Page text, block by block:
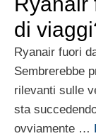
di
Ryanair fuori
Sembrerebbe
rilevanti sulle
sta
ovviamente …